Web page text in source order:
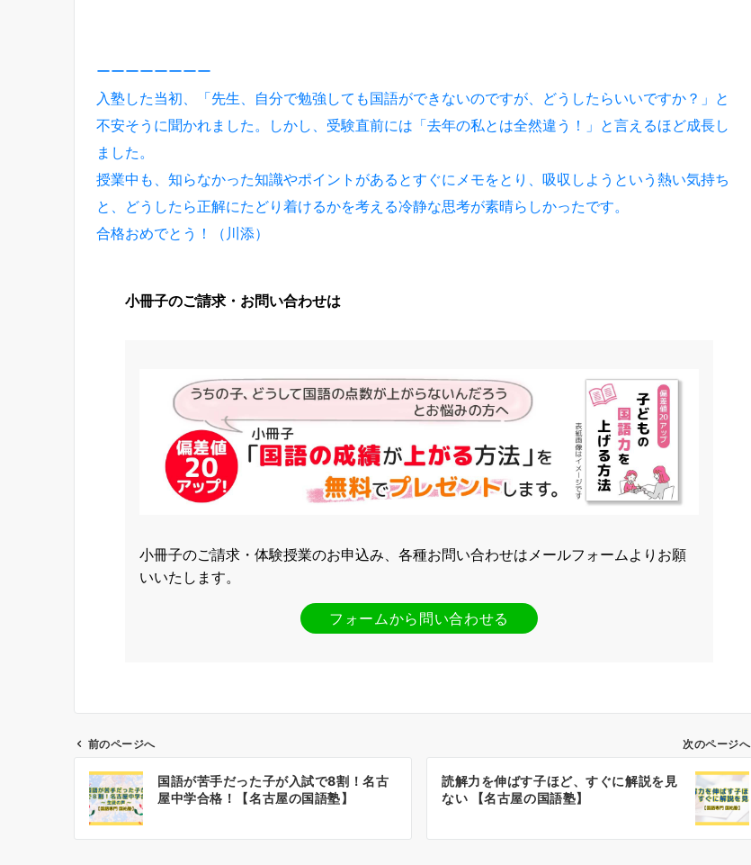
ーーーーーーーー
入塾した当初、「先生、自分で勉強しても国語ができないのですが、どうしたらいいですか？」と
不安そうに聞かれました。しかし、受験直前には「去年の私とは全然違う！」と言えるほど成長し
ました。
授業中も、知らなかった知識やポイントがあるとすぐにメモをとり、吸収しようという熱い気持ち
と、どうしたら正解にたどり着けるかを考える冷静な思考が素晴らしかったです。
合格おめでとう！（川添）
小冊子のご請求・お問い合わせは
小冊子のご請求・体験授業のお申込み、各種お問い合わせはメールフォームよりお願
いいたします。
フォームから問い合わせる
前のページへ
国語が苦手だった子が入試で8割！名古
屋中学合格！【名古屋の国語塾】
次のページへ
読解力を伸ばす子ほど、すぐに解説を見
ない 【名古屋の国語塾】